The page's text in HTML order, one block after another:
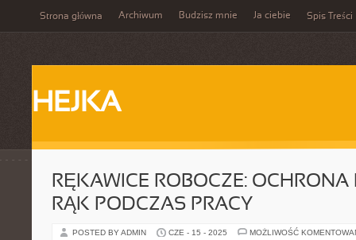
Strona główna Archiwum Budzisz mnie Ja ciebie Spis Treści
HEJKA
RĘKAWICE ROBOCZE:
RĄK PODCZAS PRACY
POSTED BY ADMIN CZE - 15 - 2025 MOŻLIWOŚĆ